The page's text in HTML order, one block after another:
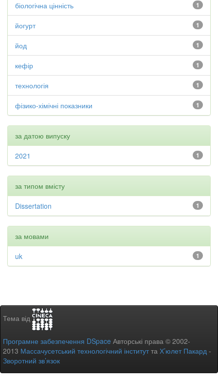
1
біологічна цінність
1
йогурт
1
йод
1
кефір
1
технологія
1
фізико-хімічні показники
за датою випуску
1
2021
за типом вмісту
1
Dissertation
за мовами
1
uk
Тема від
Програмне забезпечення DSpace Авторські права © 2002-
2013 Массачусетський технологічний інститутта Х’юлет Пакард -
Зворотний зв’язок